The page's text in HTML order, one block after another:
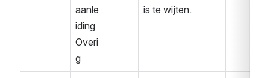
aanle
iding
Overi
g
is te wijten.